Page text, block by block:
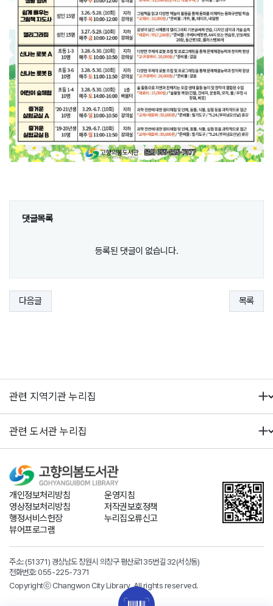
댓글목록
등록된 댓글이 없습니다.
다음글 목록
개인정보처리방침
운영지침
영상정보처리방침
저작권보호정책
행정서비스헌장
누리집오류신고
뷰어프로그램
주소: (51371) 경상남도 창원시 의창구 평산로135번길 32(서상동)
전화번호:055-225-7371
Copyrightⓒ Changwon City Library. All rights reserved.